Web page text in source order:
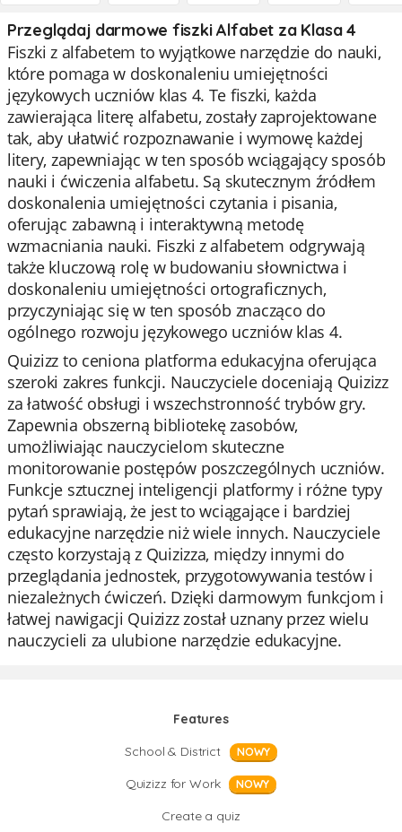
Przeglądaj darmowe fiszki Alfabet za Klasa 4
Fiszki z alfabetem to wyjątkowe narzędzie do nauki,
które pomaga w doskonaleniu umiejętności
językowych uczniów klas 4. Te fiszki, każda
zawierająca literę alfabetu, zostały zaprojektowane
tak, aby ułatwić rozpoznawanie i wymowę każdej
litery, zapewniając w ten sposób wciągający sposób
nauki i ćwiczenia alfabetu. Są skutecznym źródłem
doskonalenia umiejętności czytania i pisania,
oferując zabawną i interaktywną metodę
wzmacniania nauki. Fiszki z alfabetem odgrywają
także kluczową rolę w budowaniu słownictwa i
doskonaleniu umiejętności ortograficznych,
przyczyniając się w ten sposób znacząco do
ogólnego rozwoju językowego uczniów klas 4.
Quizizz to ceniona platforma edukacyjna oferująca
szeroki zakres funkcji. Nauczyciele doceniają Quizizz
za łatwość obsługi i wszechstronność trybów gry.
Zapewnia obszerną bibliotekę zasobów,
umożliwiając nauczycielom skuteczne
monitorowanie postępów poszczególnych uczniów.
Funkcje sztucznej inteligencji platformy i różne typy
pytań sprawiają, że jest to wciągające i bardziej
edukacyjne narzędzie niż wiele innych. Nauczyciele
często korzystają z Quizizza, między innymi do
przeglądania jednostek, przygotowywania testów i
niezależnych ćwiczeń. Dzięki darmowym funkcjom i
łatwej nawigacji Quizizz został uznany przez wielu
nauczycieli za ulubione narzędzie edukacyjne.
Features
School & District
NOWY
Quizizz for Work NOWY
Create a quiz